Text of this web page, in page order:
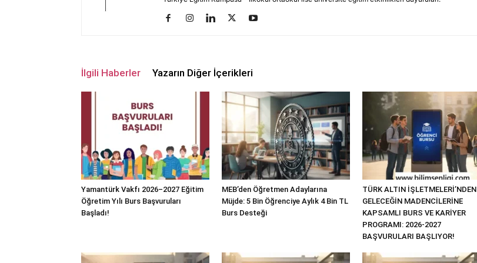
İlgili Haberler Yazarın Diğer İçerikleri
Yamantürk Vakfı 2026–2027 Eğitim
Öğretim Yılı Burs Başvuruları
Başladı!
MEB’den Öğretmen Adaylarına
Müjde: 5 Bin Öğrenciye Aylık 4 Bin TL
Burs Desteği
TÜRK ALTIN İŞLETMELERİ’NDEN
GELECEĞİN MADENCİLERİNE
KAPSAMLI BURS VE KARİYER
PROGRAMI: 2026-2027
BAŞVURULARI BAŞLIYOR!